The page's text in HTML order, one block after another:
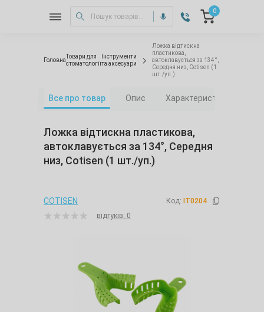
0
Головна
Товари для
стоматології
Інструменти
та аксесуари
Ложка відтискна
пластикова,
автоклавується за 134°,
Середня низ, Cotisen (1
шт./уп.)
Все про товар Опис Характеристики
Ложка відтискна пластикова,
автоклавується за 134°, Середня
низ, Cotisen (1 шт./уп.)
COTISEN Код: IT0204
відгуків: 0